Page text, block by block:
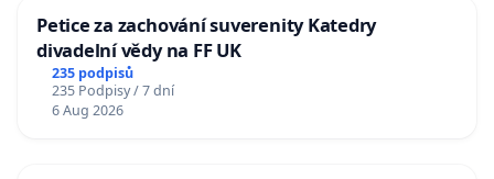
Petice za zachování suverenity Katedry
divadelní vědy na FF UK
235 podpisů
235 Podpisy / 7 dní
6 Aug 2026